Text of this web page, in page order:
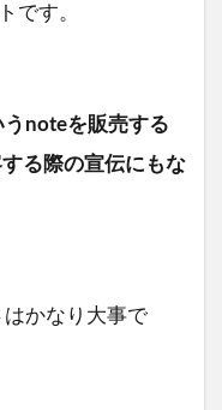
です。
うnoteを販売する
る際の宣伝にもな
かなり大事で